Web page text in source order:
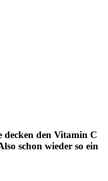
decken den Vitamin C
schon wieder so ein